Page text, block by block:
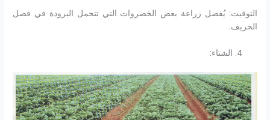
التوقيت: يُفضل زراعة بعض الخضروات التي تتحمل البرودة في فصل
الخريف.
الشتاء: